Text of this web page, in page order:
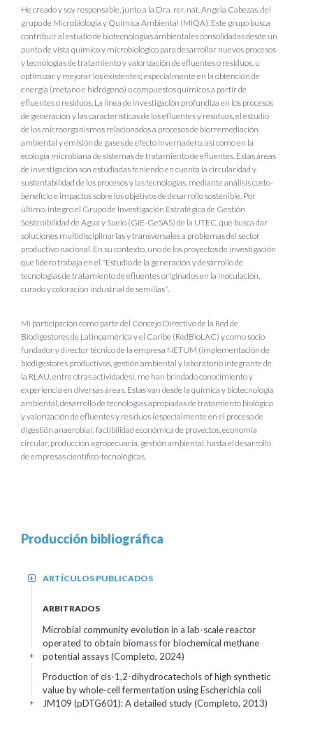
He creado y soy responsable, junto a la Dra. rer. nat. Angela Cabezas, del
grupo de Microbiología y Química Ambiental (MIQA). Este grupo busca
contribuir al estudio de biotecnologías ambientales consolidadas desde un
punto de vista químico y microbiológico para desarrollar nuevos procesos
y tecnologías de tratamiento y valorización de efluentes o residuos, u
optimizar y mejorar los existentes; especialmente en la obtención de
energía (metano e hidrógeno) o compuestos químicos a partir de
efluentes o residuos. La línea de investigación profundiza en los procesos
de generación y las características de los efluentes y residuos, el estudio
de los microorganismos relacionados a procesos de biorremediación
ambiental y emisión de gases de efecto invernadero, así como en la
ecología microbiana de sistemas de tratamiento de efluentes. Estas áreas
de investigación son estudiadas teniendo en cuenta la circularidad y
sustentabilidad de los procesos y las tecnologías, mediante análisis costo-
beneficio e impactos sobre los objetivos de desarrollo sostenible. Por
último, integro el Grupo de Investigación Estratégica de Gestión
Sostenibilidad de Agua y Suelo (GIE-GeSAS) de la UTEC, que busca dar
soluciones multidisciplinarias y transversales a problemas del sector
productivo nacional. En su contexto, uno de los proyectos de investigación
que lidero trabaja en el "Estudio de la generación y desarrollo de
tecnologías de tratamiento de efluentes originados en la inoculación,
curado y coloración industrial de semillas".
Mi participación como parte del Concejo Directivo de la Red de
Biodigestores de Latinoamérica y el Caribe (RedBioLAC) y como socio
fundador y director técnico de la empresa NETUM (implementación de
biodigestores productivos, gestión ambiental y laboratorio integrante de
la RLAU, entre otras actividades), me han brindado conocimiento y
experiencia en diversas áreas. Estas van desde la química y biotecnología
ambiental, desarrollo de tecnologías apropiadas de tratamiento biológico
y valorización de efluentes y residuos (especialmente en el proceso de
digestión anaerobia), factibilidad económica de proyectos, economía
circular, producción agropecuaria, gestión ambiental, hasta el desarrollo
de empresas científico-tecnológicas.
Producción bibliográfica
ARTÍCULOS PUBLICADOS
+
ARBITRADOS
Microbial community evolution in a lab-scale reactor
operated to obtain biomass for biochemical methane
potential assays (Completo, 2024)
+
Production of cis-1,2-dihydrocatechols of high synthetic
value by whole-cell fermentation using Escherichia coli
JM109 (pDTG601): A detailed study (Completo, 2013)
+